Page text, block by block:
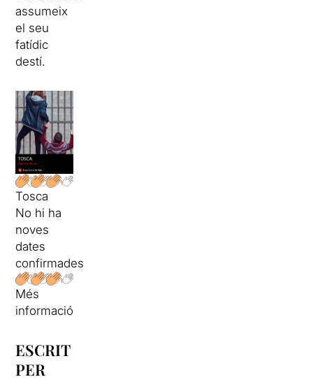
assumeix
el seu
fatídic
destí.
Tosca
No hi ha
noves
dates
confirmades
Més
informació
ESCRIT
PER